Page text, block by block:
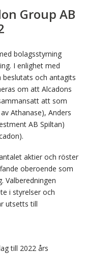
Group AB
bolagsstyrning
I enlighet med
och antagits
om att Alcadons
att som
Athanase), Anders
AB Spiltan)
aktier och röster
oberoende som
Valberedningen
i styrelser och
utsetts till
till 2022 års